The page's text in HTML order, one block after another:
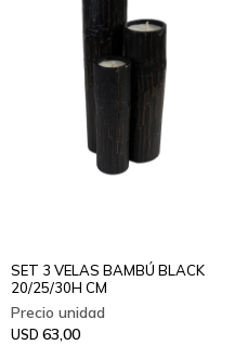
SET 3 VELAS BAMBÚ BLACK
20/25/30H CM
USD 63,00